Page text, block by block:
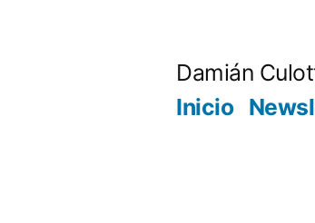
Damián
Inicio